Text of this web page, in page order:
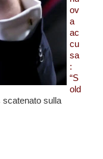
ov
a
ac
cu
sa
:
“S
old
scatenato sulla